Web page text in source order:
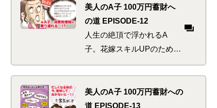
っていた、金の切れ目が縁
の切れ目であることを…
美人のA子 100万円蓄財へ
の道 EPISODE-12
人生の絶頂で浮かれるA
子。花嫁スキルUPのためハ
ッスルするも何か重要なこ
とを忘れている気が…。マ
ネ活美人にあってはならぬ
税にまつわるお得の乗り遅
美人のA子 100万円蓄財への
道 EPISODE-13